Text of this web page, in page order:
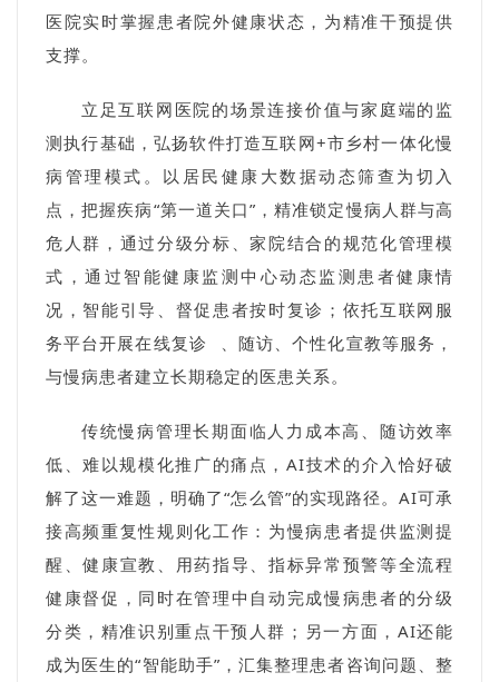
医院实时掌握患者院外健康状态，为精准干预提供
支撑。
立足互联网医院的场景连接价值与家庭端的监
测执行基础，弘扬软件打造互联网+市乡村一体化慢
病管理模式。以居民健康大数据动态筛查为切入
点，把握疾病“第一道关口”，精准锁定慢病人群与高
危人群，通过分级分标、家院结合的规范化管理模
式，通过智能健康监测中心动态监测患者健康情
况，智能引导、督促患者按时复诊；依托互联网服
务平台开展在线复诊
、随访、个性化宣教等服务，
与慢病患者建立长期稳定的医患关系。
传统慢病管理长期面临人力成本高、随访效率
低、难以规模化推广的痛点，AI技术的介入恰好破
解了这一难题，明确了“怎么管”的实现路径。AI可承
接高频重复性规则化工作：为慢病患者提供监测提
醒、健康宣教、用药指导、指标异常预警等全流程
健康督促，同时在管理中自动完成慢病患者的分级
分类，精准识别重点干预人群；另一方面，AI还能
成为医生的“智能助手”，汇集整理患者咨询问题、整